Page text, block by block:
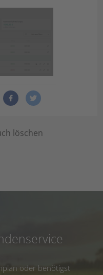
löschen
oder benötigst